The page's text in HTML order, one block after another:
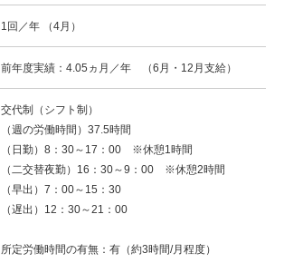
1回／年 （4月）
前年度実績：4.05ヵ月／年 （6月・12月支給）
交代制（シフト制）
（週の労働時間）37.5時間
（日勤）8：30～17：00 ※休憩1時間
（二交替夜勤）16：30～9：00 ※休憩2時間
（早出）7：00～15：30
（遅出）12：30～21：00
所定労働時間の有無：有（約3時間/月程度）